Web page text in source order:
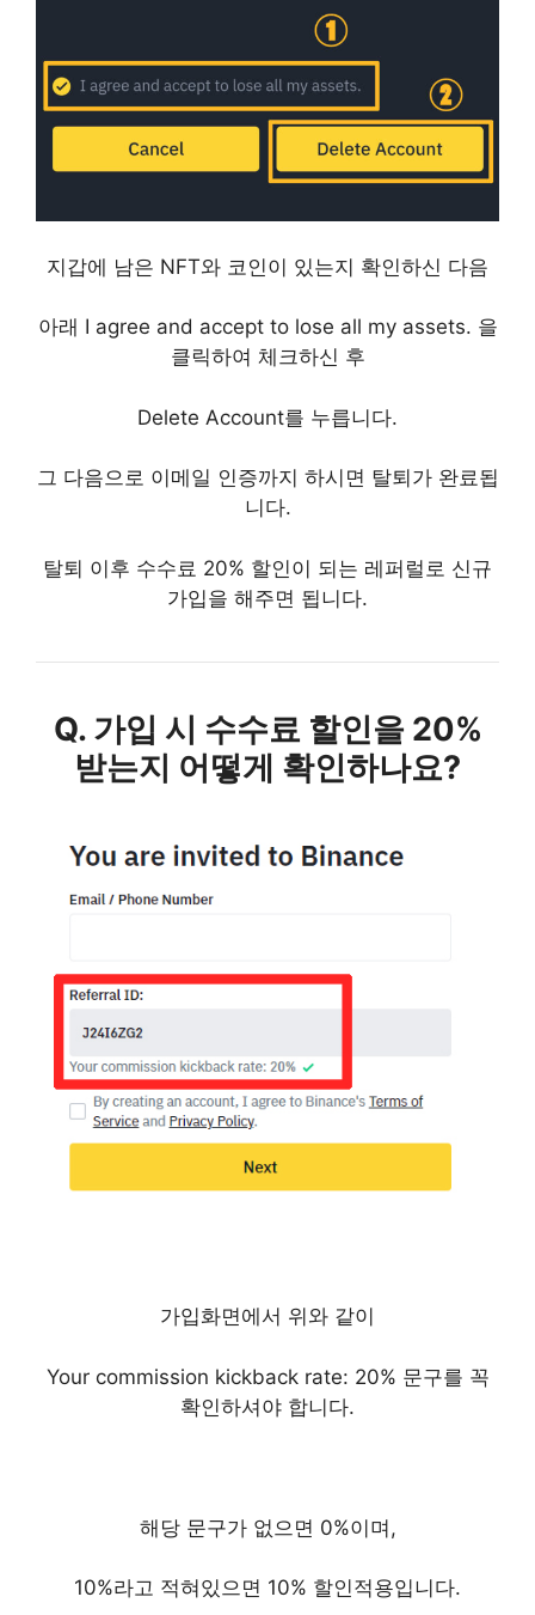
지갑에 남은 NFT와 코인이 있는지 확인하신 다음
아래 I agree and accept to lose all my assets. 을
클릭하여 체크하신 후
Delete Account를 누릅니다.
그 다음으로 이메일 인증까지 하시면 탈퇴가 완료됩
니다.
탈퇴 이후 수수료 20% 할인이 되는 레퍼럴로 신규
가입을 해주면 됩니다.
Q. 가입 시 수수료 할인을 20%
받는지 어떻게 확인하나요?
가입화면에서 위와 같이
Your commission kickback rate: 20% 문구를 꼭
확인하셔야 합니다.
해당 문구가 없으면 0%이며,
10%라고 적혀있으면 10% 할인적용입니다.